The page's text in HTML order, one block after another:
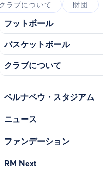
ラブについて
財団
フットボール
バスケットボール
クラブについて
ベルナベウ・スタジアム
ニュース
ファンデーション
RM Next